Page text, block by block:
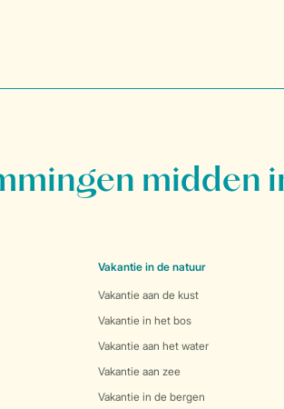
midden
Vakantie in de natuur
Vakantie aan de kust
Vakantie in het bos
Vakantie aan het water
Vakantie aan zee
Vakantie in de bergen